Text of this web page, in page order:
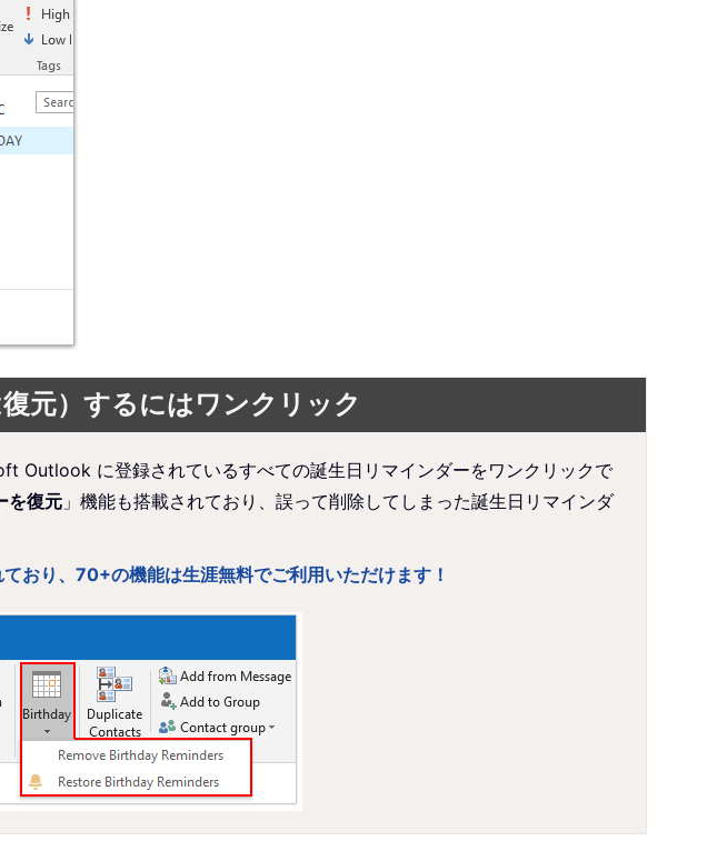
元）するにはワンクリック
Outlook に登録されているすべての誕生日リマインダーをワンクリックで
を復元 」機能も搭載されており、誤って削除してしまった誕生日リマインダ
り、70+の機能は生涯無料でご利用いただけます！